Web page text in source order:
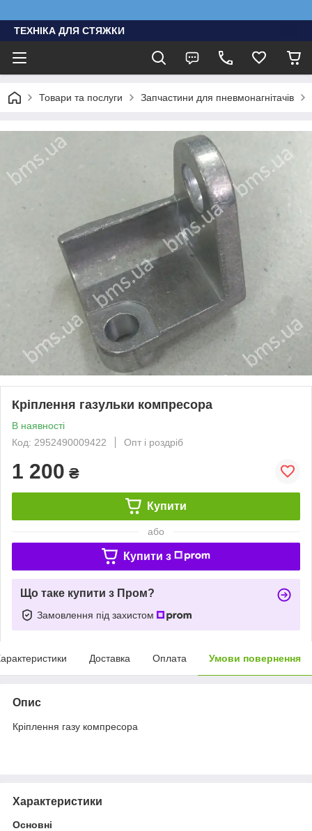
ТЕХНІКА ДЛЯ СТЯЖКИ
Товари та послуги Запчастини для пневмонагнітачів
Кріплення газульки компресора
В наявності
Код: 2952490009422
Опт і роздріб
1 200 ₴
Купити
або
Купити з
Що таке купити з Пром?
Замовлення під захистом
Доставка Оплата Умови повернення
Опис
Кріплення газу компресора
Характеристики
Основні